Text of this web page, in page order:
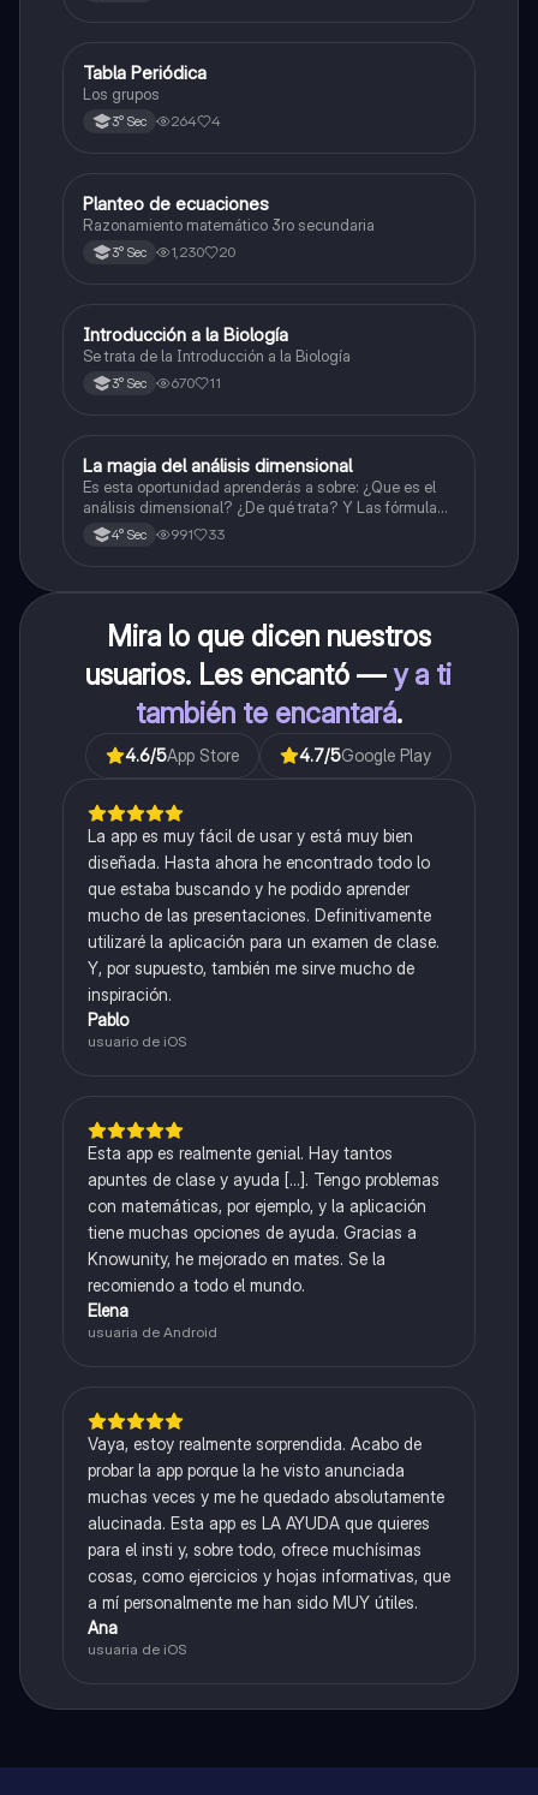
Química
Tabla Periódica
Los grupos
3° Sec 264 4
Matemáticas
Planteo de ecuaciones
Razonamiento matemático 3ro secundaria
3° Sec 1,230 20
Biología
Introducción a la Biología
Se trata de la Introducción a la Biología
3° Sec 670 11
Física
La magia del análisis dimensional
Es esta oportunidad aprenderás a sobre: ¿Que es el
análisis dimensional? ¿De qué trata? Y Las fórmulas
de las magnitudes fundamentales y derivadas.
4° Sec 991 33
Mira lo que dicen nuestros
usuarios. Les encantó —y a ti
también te encantará.
4.6/5App Store 4.7/5Google Play
La app es muy fácil de usar y está muy bien
diseñada. Hasta ahora he encontrado todo lo
que estaba buscando y he podido aprender
mucho de las presentaciones. Definitivamente
utilizaré la aplicación para un examen de clase.
Y, por supuesto, también me sirve mucho de
inspiración.
Pablo
usuario de iOS
Esta app es realmente genial. Hay tantos
apuntes de clase y ayuda [...]. Tengo problemas
con matemáticas, por ejemplo, y la aplicación
tiene muchas opciones de ayuda. Gracias a
Knowunity, he mejorado en mates. Se la
recomiendo a todo el mundo.
Elena
usuaria de Android
Vaya, estoy realmente sorprendida. Acabo de
probar la app porque la he visto anunciada
muchas veces y me he quedado absolutamente
alucinada. Esta app es LA AYUDA que quieres
para el insti y, sobre todo, ofrece muchísimas
cosas, como ejercicios y hojas informativas, que
a mí personalmente me han sido MUY útiles.
Ana
usuaria de iOS